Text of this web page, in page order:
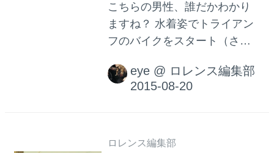
を疑いましたが、友人は長い
ことRX-7、FDを所有している
「おにぎりフェチ」。その後
もずっと窓の外を見つめなが
ら「15年ぶりくらいに見たか
コスモスポーツをご存知...
こちらの男性、誰だかわかり
ますね？ 水着姿でトライアン
フのバイクをスタート（させ
る）姿がとってもクールな
彼。 ご存知、伝説の本格派ア
ンです！ 代表作は下記の通
eye @ ロレンス編集部
ロレンス編集部